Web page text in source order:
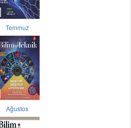
Temmuz
Ağustos